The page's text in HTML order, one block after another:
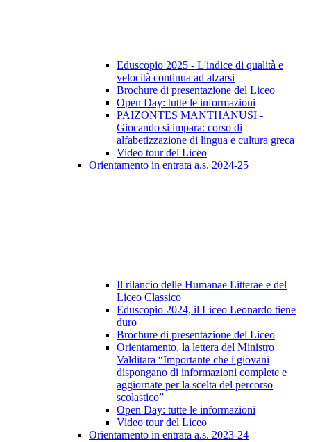
Eduscopio 2025 - L'indice di qualità e
velocità continua ad alzarsi
Brochure di presentazione del Liceo
Open Day: tutte le informazioni
PAIZONTES MANTHANUSI -
Giocando si impara: corso di
alfabetizzazione di lingua e cultura greca
Video tour del Liceo
Orientamento in entrata a.s. 2024-25
Il rilancio delle Humanae Litterae e del
Liceo Classico
Eduscopio 2024, il Liceo Leonardo tiene
duro
Brochure di presentazione del Liceo
Orientamento, la lettera del Ministro
Valditara “Importante che i giovani
dispongano di informazioni complete e
aggiornate per la scelta del percorso
scolastico”
Open Day: tutte le informazioni
Video tour del Liceo
Orientamento in entrata a.s. 2023-24